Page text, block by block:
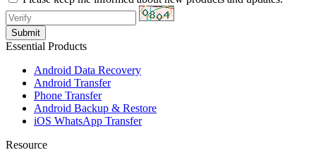
Essential Products
Android Data Recovery
Android Transfer
Phone Transfer
Android Backup & Restore
iOS WhatsApp Transfer
Resource